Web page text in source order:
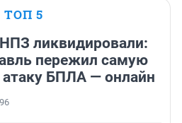
ТОП 5
ликвидировали:
пережил самую
БПЛА — онлайн